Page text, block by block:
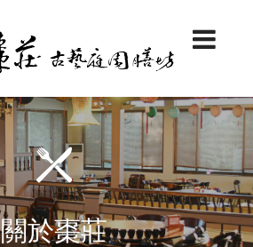
關於棗莊